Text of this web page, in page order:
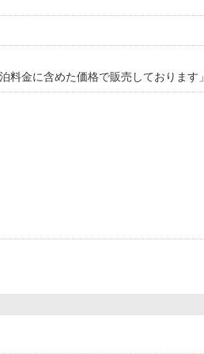
料金に含めた価格で販売しております」